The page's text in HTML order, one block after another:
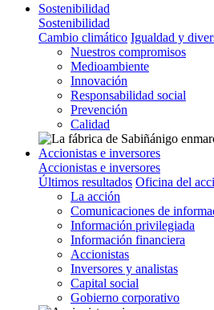
Sostenibilidad
Sostenibilidad
Cambio climático Igualdad y
Nuestros compromisos
Medioambiente
Innovación
Responsabilidad social
Prevención
Calidad
Accionistas e inversores
Accionistas e inversores
Últimos resultados Oficina del
La acción
Comunicaciones de
Información privilegiada
Información financiera
Accionistas
Inversores y analistas
Capital social
Gobierno corporativo